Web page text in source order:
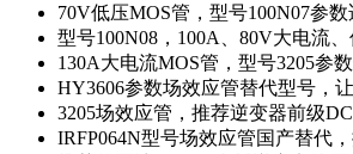
70V低压MOS管，型号100N07参数
型号100N08，100A、80V大电流
130A大电流MOS管，型号3205参
HY3606参数场效应管替代型号，
3205场效应管，推荐逆变器前级
IRFP064N型号场效应管国产替代